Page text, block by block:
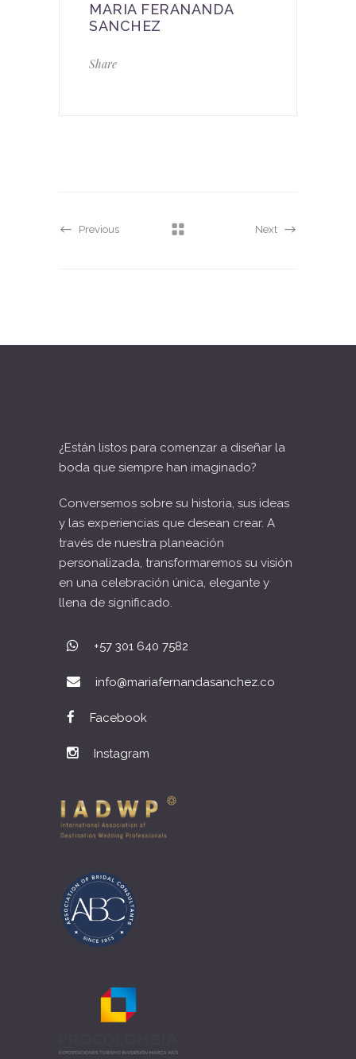
MARIA FERANANDA
SANCHEZ
Share
Previous Next
¿Están listos para comenzar a diseñar la
boda que siempre han imaginado?
Conversemos sobre su historia, sus ideas
y las experiencias que desean crear. A
través de nuestra planeación
personalizada, transformaremos su visión
en una celebración única, elegante y
llena de significado.
+57 301 640 7582
info@mariafernandasanchez.co
Facebook
Instagram